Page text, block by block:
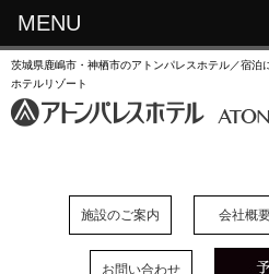
茨城県鹿嶋市・神栖市のアトンパレスホテル／宿泊
ホテルリゾート
施設のご案内 会社概
お問い合わせ
MENU